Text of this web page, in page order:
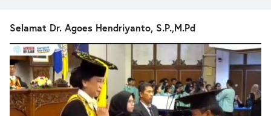
Selamat Dr. Agoes Hendriyanto, S.P.,M.Pd